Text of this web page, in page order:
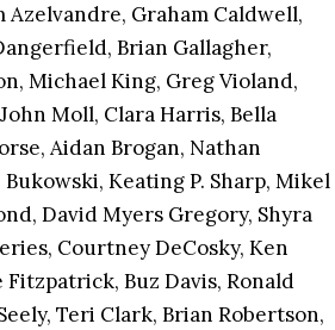
Graham Caldwell,
Brian Gallagher,
Michael King, Greg Violand,
Moll, Clara Harris, Bella
Aidan Brogan, Nathan
Keating P. Sharp, Mikel
David Myers Gregory, Shyra
Courtney DeCosky, Ken
Buz Davis, Ronald
Teri Clark, Brian Robertson,